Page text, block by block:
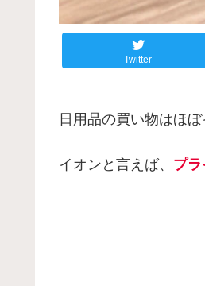
Twitter
日用品の買い物はほ
イオンと言えば、 プ